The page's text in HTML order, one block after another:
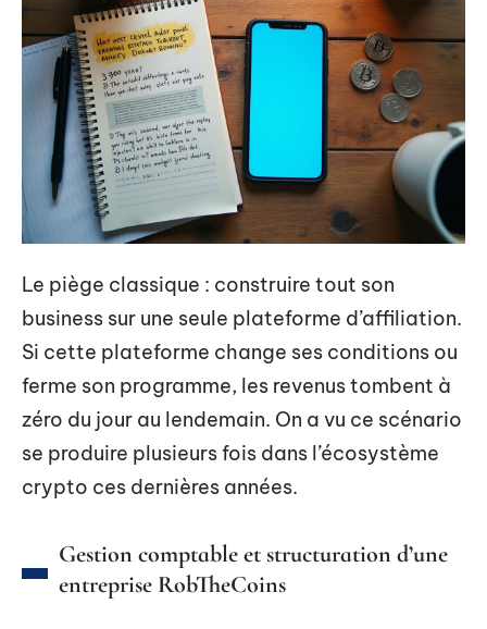
Le piège classique : construire tout son
business sur une seule plateforme d’affiliation.
Si cette plateforme change ses conditions ou
ferme son programme, les revenus tombent à
zéro du jour au lendemain. On a vu ce scénario
se produire plusieurs fois dans l’écosystème
crypto ces dernières années.
Gestion comptable et structuration d’une
entreprise RobTheCoins